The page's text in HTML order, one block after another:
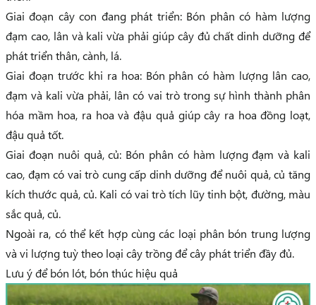
Giai đoạn cây con đang phát triển: Bón phân có hàm lượng
đạm cao, lân và kali vừa phải giúp cây đủ chất dinh dưỡng để
phát triển thân, cành, lá.
Giai đoạn trước khi ra hoa: Bón phân có hàm lượng lân cao,
đạm và kali vừa phải, lân có vai trò trong sự hình thành phân
hóa mầm hoa, ra hoa và đậu quả giúp cây ra hoa đồng loạt,
đậu quả tốt.
Giai đoạn nuôi quả, củ: Bón phân có hàm lượng đạm và kali
cao, đạm có vai trò cung cấp dinh dưỡng để nuôi quả, củ tăng
kích thước quả, củ. Kali có vai trò tích lũy tinh bột, đường, màu
sắc quả, củ.
Ngoài ra, có thể kết hợp cùng các loại phân bón trung lượng
và vi lượng tuỳ theo loại cây trồng để cây phát triển đầy đủ.
Lưu ý để bón lót, bón thúc hiệu quả